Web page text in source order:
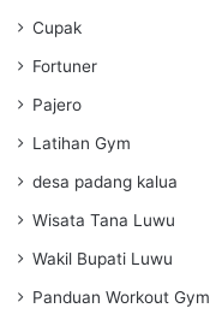
Cupak
Fortuner
Pajero
Latihan Gym
desa padang kalua
Wisata Tana Luwu
Wakil Bupati Luwu
Panduan Workout Gym